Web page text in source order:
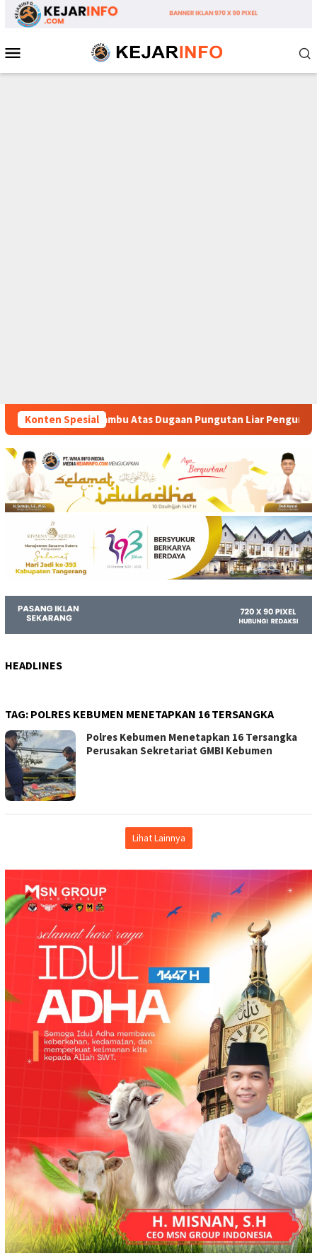
Loncat
Mobile
Konten Spesial
Pungutan Liar Pengurusan PM 1 Dianggap
HEADLINES
TAG: POLRES KEBUMEN MENETAPKAN 16 TERSANGKA
Polres Kebumen Menetapkan 16 Tersangka
Perusakan Sekretariat GMBI Kebumen
Lihat Lainnya